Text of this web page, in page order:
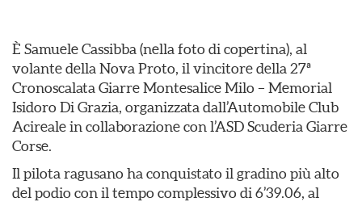
È Samuele Cassibba (nella foto di copertina), al
volante della Nova Proto, il vincitore della 27ª
Cronoscalata Giarre Montesalice Milo – Memorial
Isidoro Di Grazia, organizzata dall’Automobile Club
Acireale in collaborazione con l’ASD Scuderia Giarre
Corse.
Il pilota ragusano ha conquistato il gradino più alto
del podio con il tempo complessivo di 6’39.06, al